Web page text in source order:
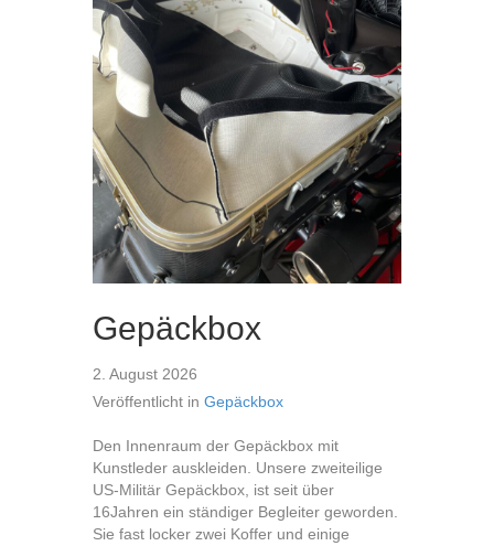
Gepäckbox
2. August 2026
Veröffentlicht in Gepäckbox
Den Innenraum der Gepäckbox mit
Kunstleder auskleiden. Unsere zweiteilige
US-Militär Gepäckbox, ist seit über
16Jahren ein ständiger Begleiter geworden.
Sie fast locker zwei Koffer und einige